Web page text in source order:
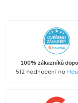
100% zákazníků
512 hodnocení na